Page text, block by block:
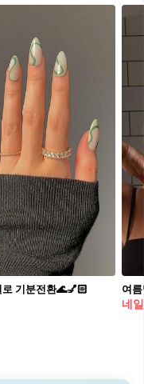
기분전환🌊💅🏻
여
네일